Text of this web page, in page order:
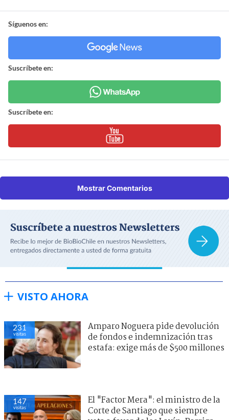
Síguenos en:
Suscríbete en:
Suscríbete en:
Mostrar Comentarios
VISTO AHORA
231
visitas
Amparo Noguera pide devolución
de fondos e indemnización tras
estafa: exige más de $500 millones
147
visitas
El "Factor Mera": el ministro de la
Corte de Santiago que siempre